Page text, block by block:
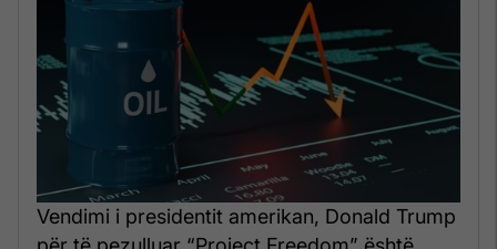
Vendimi i presidentit amerikan, Donald Trump